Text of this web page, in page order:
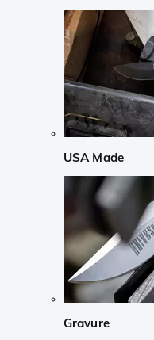
USA Made
Gravure